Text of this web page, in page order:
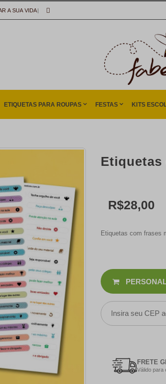
A SUA VIDA|
ETIQUETAS PARA ROUPAS FESTAS KITS
Etiquetas
R$28,00
Etiquetas com frases
FRETE
Válido para